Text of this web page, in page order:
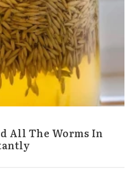
All The Worms In